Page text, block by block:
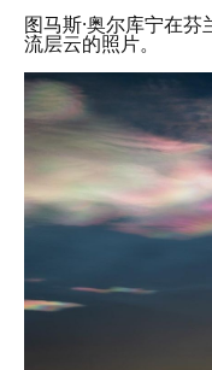
图马斯·奥尔库宁在
流层云的照片。